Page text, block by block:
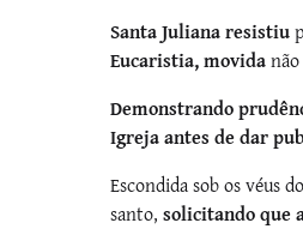
Santa Juliana resistiu
Eucaristia, movida
Demonstrando
Igreja antes de dar
Escondida sob os véus
santo, solicitando que